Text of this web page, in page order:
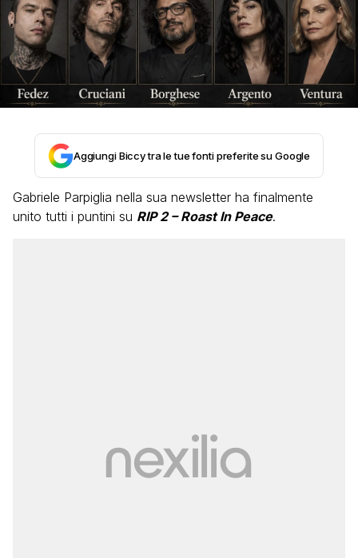
Aggiungi Biccy tra le tue fonti preferite su Google
Gabriele Parpiglia nella sua newsletter ha finalmente
unito tutti i puntini su RIP 2 – Roast In Peace.